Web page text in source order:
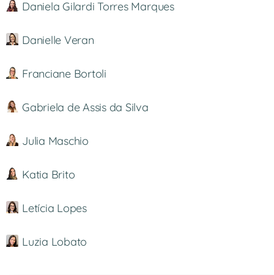
Daniela Gilardi Torres Marques
Danielle Veran
Franciane Bortoli
Gabriela de Assis da Silva
Julia Maschio
Katia Brito
Letícia Lopes
Luzia Lobato